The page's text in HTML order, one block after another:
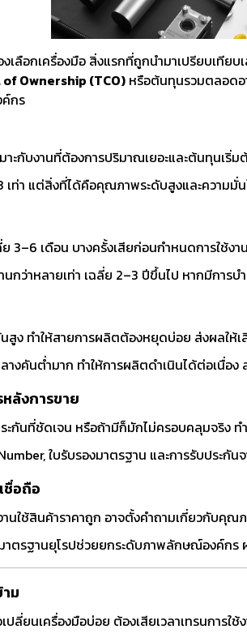
9 Workstations and Storage /
โต๊ะและตู้เก็บเครื่องมือ
0
เค
ปล
เลือกเครื่องมือ สิ่งแรกที่ถูกนำมาเปรียบเทียบ
Ownership (TCO) หรือต้นทุนรวมตลอดอ
กร
าะกับงานที่ต้องการปริมาณเยอะและต้นทุนเริ่
เท่า แต่สิ่งที่ได้คือคุณภาพระดับสูงและความมั่
ย 3–6 เดือน บางครั้งเสียก่อนกำหนดการใช้ง
นกว่าหลายเท่า เฉลี่ย 2–3 ปีขึ้นไป หากมีการ
นสูง ทำให้สายการผลิตต้องหยุดบ่อย ส่งผลใ
างคันต่ำมาก ทำให้การผลิตดำเนินได้ต่อเนื่อ
ลังการขาย
กันที่ชัดเจน หรือถ้ามีก็มักไม่ครอบคลุมจริง ท
ใบรับรองมาตรฐาน และการรับปร
ชื่อถือ
านใช้สินค้าราคาถูก อาจตั้งคำถามเกี่ยวกับคุณ
าตรฐานยุโรปช่วยยกระดับภาพลักษณ์องค์กร
ม
เปลี่ยนเครื่องมือบ่อย ต้องเสียเวลาเทรนการใช้